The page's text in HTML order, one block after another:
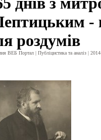
-
роздумів
ВЕБ Портал | Публіцистика та аналіз |